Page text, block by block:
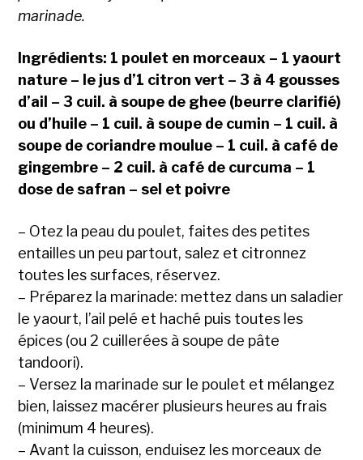
marinade.
Ingrédients: 1 poulet en morceaux – 1 yaourt
nature – le jus d’1 citron vert – 3 à 4 gousses
d’ail – 3 cuil. à soupe de ghee (beurre clarifié)
ou d’huile – 1 cuil. à soupe de cumin – 1 cuil. à
soupe de coriandre moulue – 1 cuil. à café de
gingembre – 2 cuil. à café de curcuma – 1
dose de safran – sel et poivre
– Otez la peau du poulet, faites des petites
entailles un peu partout, salez et citronnez
toutes les surfaces, réservez.
– Préparez la marinade: mettez dans un saladier
le yaourt, l’ail pelé et haché puis toutes les
épices (ou 2 cuillerées à soupe de pâte
tandoori).
– Versez la marinade sur le poulet et mélangez
bien, laissez macérer plusieurs heures au frais
(minimum 4 heures).
– Avant la cuisson, enduisez les morceaux de